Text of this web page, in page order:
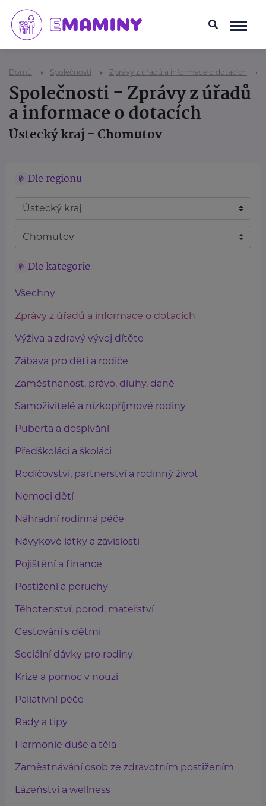
Domů Společnosti Zprávy z úřadů a informace o dotacích
Společnosti - Zprávy z úřadů
a informace o dotacích
Ústecký kraj - Chomutov
Dle regionu
Dle kategorie
Všechny
Zprávy z úřadů a informace o dotacích
Výživa a zdravý vývoj dítěte
Zábava pro děti a rodiče
Zaměstnanost, právo, dluhy, daně
Samoživitelé a nízkopříjmové rodiny
Puberta a dospívání
Předškoláci a školáci
Rodičovství, partnerství a rodinný život
Nemoci dětí
Náhradní rodinná péče
Návykové látky a závislosti
Pojištění a finance
Postižení a poruchy
Těhotenství, porod, mateřství
Cestování s dětmi
Sociální dávky pro rodiny
Krize a pomoc v nouzi
Paliativní péče
Rady a tipy
Harmonie duše a těla
Zaměstnávání osob ze zdravotním postižením
Lázeňství a wellness